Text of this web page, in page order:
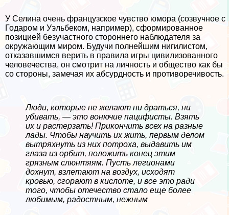
У Селина очень французское чувство юмора (созвучное с
Годаром и Уэльбеком, например), сформированное
позицией безучастного стороннего наблюдателя за
окружающим миром. Будучи полнейшим нигилистом,
отказавшимся верить в правила игры цивилизованного
человечества, он смотрит на личность и общество как бы
со стороны, замечая их абсурдность и противоречивость.
Люди, которые не желают ни драться, ни
убивать, — это вонючие пацифисты. Взять
их и растерзать! Прикончить всех на разные
лады. Чтобы научить их жить, первым делом
вытряхнуть из них потроха, выдавить им
глаза из орбит, положить конец этим
грязным слюнтяям. Пусть легионами
дохнут, взлетают на воздух, исходят
кровью, сгорают в кислоте, и все это ради
того, чтобы отечество стало еще более
любимым, радостным, нежным